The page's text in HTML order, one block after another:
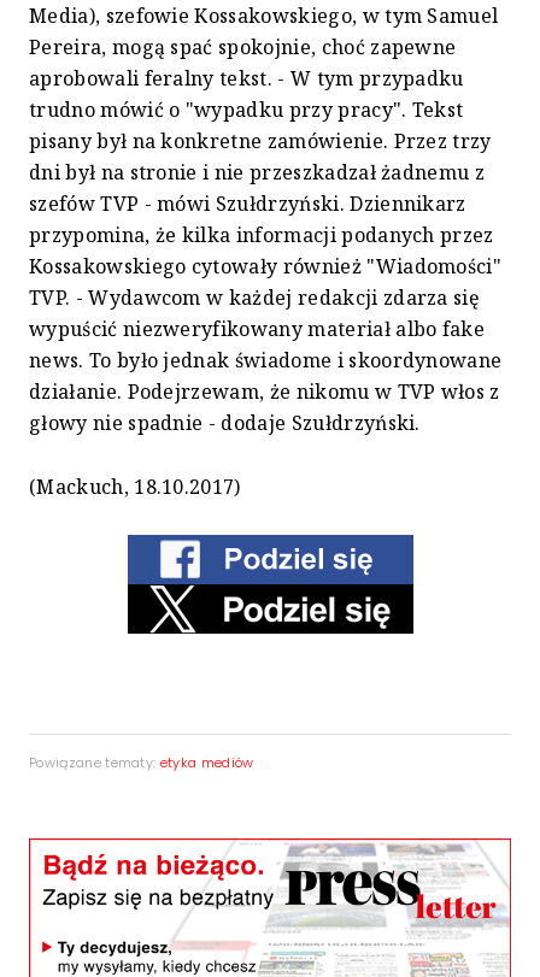
Media), szefowie Kossakowskiego, w tym Samuel
Pereira, mogą spać spokojnie, choć zapewne
aprobowali feralny tekst. - W tym przypadku
trudno mówić o "wypadku przy pracy". Tekst
pisany był na konkretne zamówienie. Przez trzy
dni był na stronie i nie przeszkadzał żadnemu z
szefów TVP - mówi Szułdrzyński. Dziennikarz
przypomina, że kilka informacji podanych przez
Kossakowskiego cytowały również "Wiadomości"
TVP. - Wydawcom w każdej redakcji zdarza się
wypuścić niezweryfikowany materiał albo fake
news. To było jednak świadome i skoordynowane
działanie. Podejrzewam, że nikomu w TVP włos z
głowy nie spadnie - dodaje Szułdrzyński.
(Mackuch, 18.10.2017)
Powiązane tematy: etyka mediów